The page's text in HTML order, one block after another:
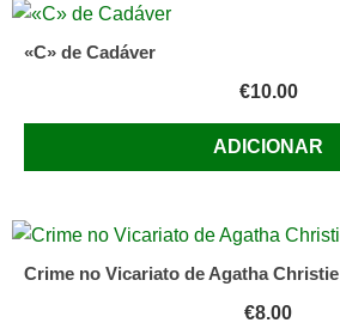
«C» de Cadáver
€10.00
ADICIONAR
Crime no Vicariato de Agatha Christie
€8.00